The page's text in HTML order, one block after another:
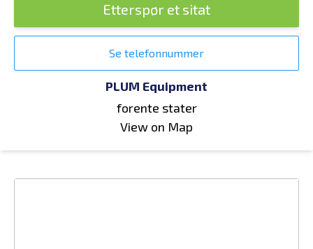
Etterspør et sitat
Se telefonnummer
PLUM Equipment
forente stater
View on Map